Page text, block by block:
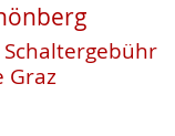
Graz